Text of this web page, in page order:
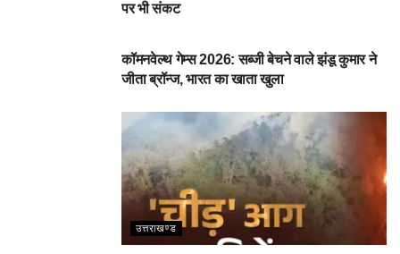
पर भी संकट
कॉमनवेल्थ गेम्स 2026: सब्जी बेचने वाले झंडू कुमार ने
जीता ब्रॉन्ज, भारत का खाता खुला
उत्तराखण्ड